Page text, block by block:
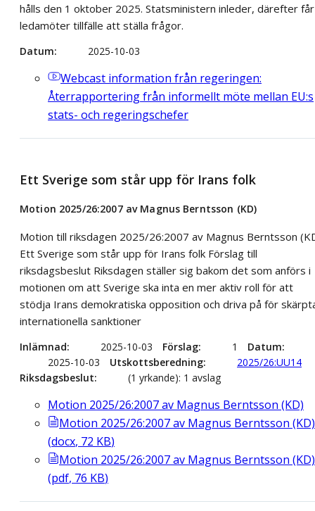
hålls den 1 oktober 2025. Statsministern inleder, därefter får
ledamöter tillfälle att ställa frågor.
Datum 2025-10-03
Webcast information från regeringen:
Återrapportering från informellt möte mellan EU:s
stats- och regeringschefer
Ett Sverige som står upp för Irans folk
Motion 2025/26:2007 av Magnus Berntsson (KD)
Motion till riksdagen 2025/26:2007 av Magnus Berntsson
Ett Sverige som står upp för Irans folk Förslag till
riksdagsbeslut Riksdagen ställer sig bakom det som anförs i
motionen om att Sverige ska inta en mer aktiv roll för att
stödja Irans demokratiska opposition och driva på för
internationella sanktioner
Inlämnad 2025-10-03 Förslag 1
Datum
2025-10-03
Utskottsberedning
2025/26:UU14
Riksdagsbeslut
(1 yrkande): 1 avslag
Motion 2025/26:2007 av Magnus Berntsson (KD)
Motion 2025/26:2007 av Magnus Berntsson (KD)
(docx, 72 KB)
Motion 2025/26:2007 av Magnus Berntsson (KD)
(pdf, 76 KB)